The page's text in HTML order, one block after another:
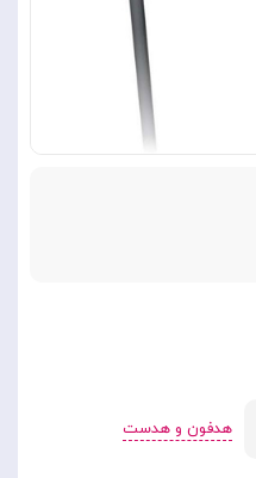
هدفون و هدست